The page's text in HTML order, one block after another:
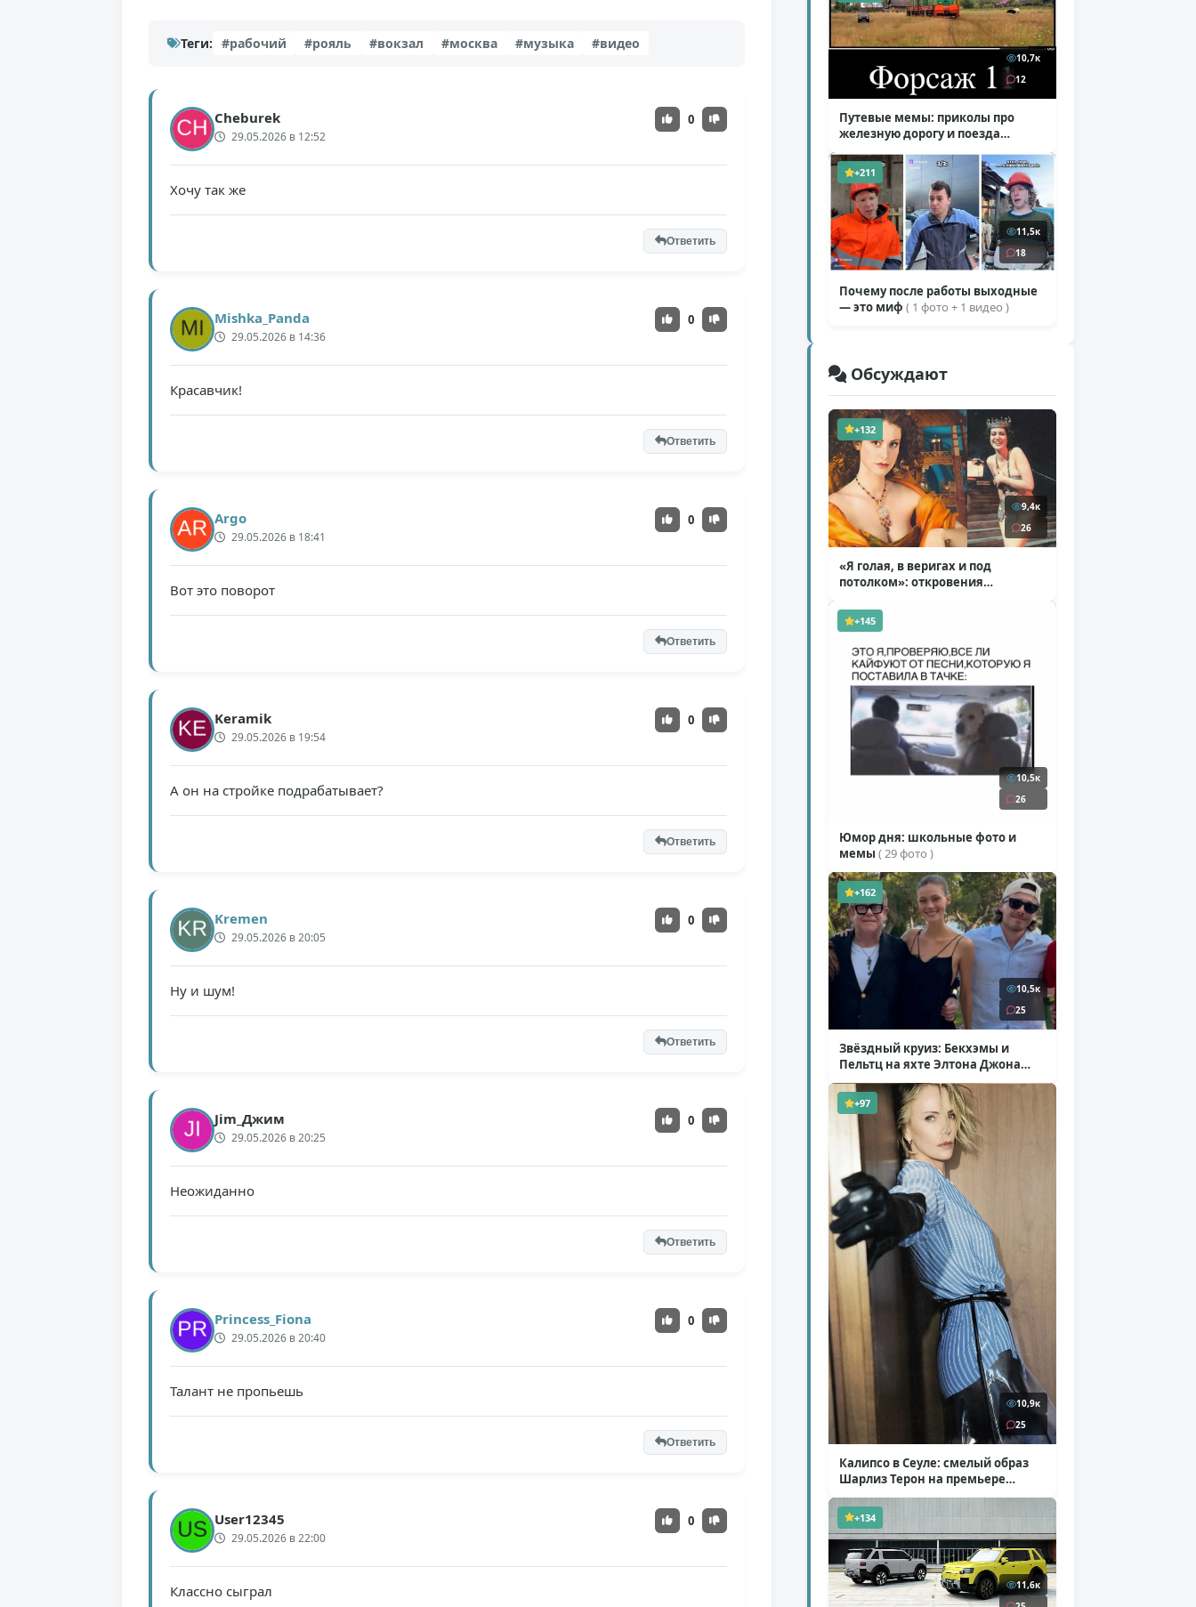
Теги: #рабочий #рояль #вокзал #москва #музыка #видео
Cheburek
29.05.2026 в 12:52
0
Хочу так же
Ответить
Mishka_Panda
29.05.2026 в 14:36
0
Красавчик!
Ответить
Argo
29.05.2026 в 18:41
0
Вот это поворот
Ответить
Keramik
29.05.2026 в 19:54
0
А он на стройке подрабатывает?
Ответить
Kremen
29.05.2026 в 20:05
0
Ну и шум!
Ответить
Jim_Джим
29.05.2026 в 20:25
0
Неожиданно
Ответить
Princess_Fiona
29.05.2026 в 20:40
0
Талант не пропьешь
Ответить
User12345
29.05.2026 в 22:00
0
Классно сыграл
10,7к
12
Путевые мемы: приколы про
железную дорогу и поезда
+211
11,5к
18
Почему после работы выходные
— это миф ( 1 фото + 1 видео )
Обсуждают
+132
9,4к
26
«Я голая, в веригах и под
потолком»: откровения
( 11 фото )
+145
10,5к
26
Юмор дня: школьные фото и
мемы ( 29 фото )
+162
10,5к
25
Звёздный круиз: Бекхэмы и
Пельтц на яхте Элтона Джона
( 12 фото )
+97
10,9к
25
Калипсо в Сеуле: смелый образ
Шарлиз Терон на премьере
«Одиссеи»( 6 фото )
+134
11,6к